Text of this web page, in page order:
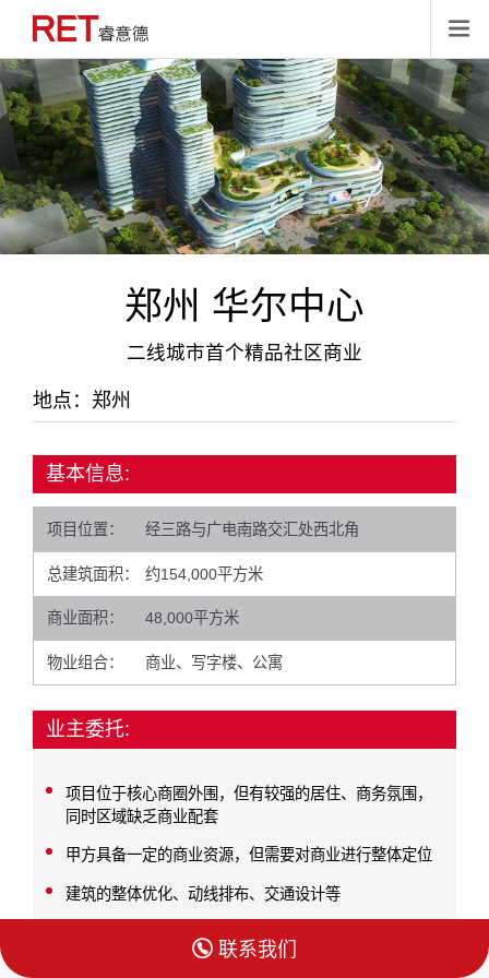

郑州 华尔中心
二线城市首个精品社区商业
地点：郑州
基本信息:
项目位置： 经三路与广电南路交汇处西北角
总建筑面积： 约154,000平方米
商业面积： 48,000平方米
物业组合： 商业、写字楼、公寓
业主委托:
项目位于核心商圈外围，但有较强的居住、商务氛围，
同时区域缺乏商业配套
甲方具备一定的商业资源，但需要对商业进行整体定位
建筑的整体优化、动线排布、交通设计等
 联系我们